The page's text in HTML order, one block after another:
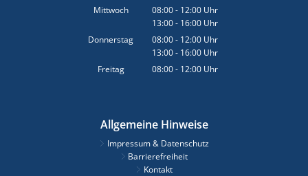
Von 08:00 bis 12:00 Uhr
Mittwoch 08:00- 12:00 Uhr
Von 08:00 bis 12:00 Uhr
13:00- 16:00 Uhr
Von 13:00 bis 16:00 Uhr
Donnerstag 08:00- 12:00 Uhr
Von 08:00 bis 12:00 Uhr
13:00- 16:00 Uhr
Von 13:00 bis 16:00 Uhr
Freitag 08:00- 12:00 Uhr
Allgemeine Hinweise
Impressum & Datenschutz
Barrierefreiheit
Kontakt